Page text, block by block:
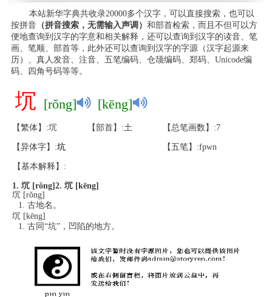
本站新华字典共收录20000多个汉字，可以直接搜索，也可以
按拼音（拼音搜索，无需输入声调） 和部首检索，而且不但可以方
便地查询到汉字的字意和相关解释，还可以查询到汉字的读音、笔
画、笔顺、部首等，此外还可以查询到汉字的字源（汉字起源来
历）、真人发音、注音、五笔编码、仓颉编码、郑码、Unicode编
码、四角号码等等。
坈 [rǒng] [kēng]
【繁体】:坈 【部首】:土 【总笔画数】:7
【异体字】:坑 【五笔】:fpwn
【基本解释】:
1. 坈 [rǒng] 2. 坈 [kēng]
坈 [rǒng]
古地名。
坈 [kēng]
古同“坑”，凹陷的地方。